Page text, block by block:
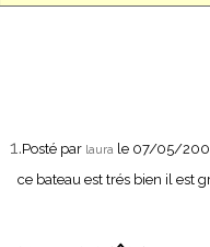
1.Posté par laura le 07/05/
ce bateau est trés bien il est